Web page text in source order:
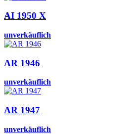
AI 1950 X
unverkäuflich
AR 1946
unverkäuflich
AR 1947
unverkäuflich